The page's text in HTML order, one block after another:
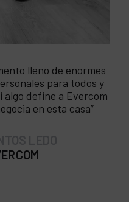
lleno de enormes
para todos y
algo define a Evercom
en esta casa”